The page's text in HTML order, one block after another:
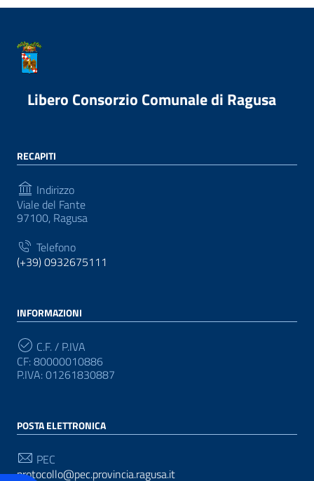
Libero Consorzio Comunale di Ragusa
RECAPITI
Indirizzo
Viale del Fante
97100, Ragusa
Telefono
(+39) 0932675111
INFORMAZIONI
C.F. / P.IVA
CF: 80000010886
P.IVA: 01261830887
POSTA ELETTRONICA
PEC
protocollo@pec.provincia.ragusa.it